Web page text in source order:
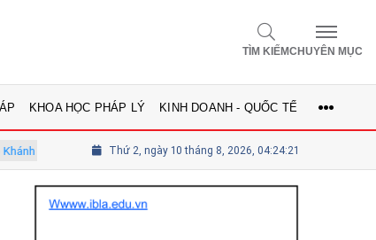
TÌM KIẾMCHUYÊN MỤC
KHOA HỌC PHÁP LÝ KINH DOANH - QUỐC TẾ
- Ủy viên Hội đồng Tổng biên tập Lê Thị Mai Phương - Ủy
Thứ 2, ngày 10 tháng 8, 2026, 04:24:22